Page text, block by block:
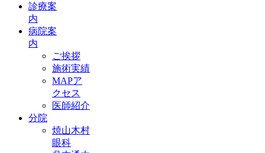
診療案
内
病院案
内
ご挨拶
施術実績
MAPア
クセス
医師紹介
分院
焼山木村
眼科